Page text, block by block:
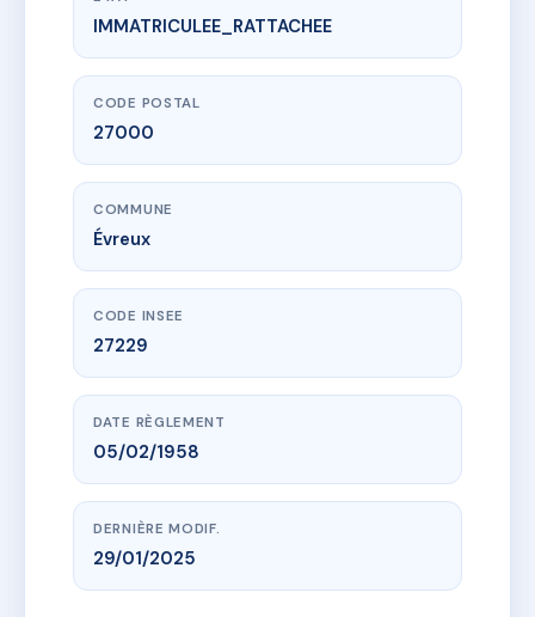
www.vme.plus/AC6797799
RESIDENCE FRETIGNY
50 r de vernon
IMMATRICULEE_RATTACHEE
CODE POSTAL
27000
COMMUNE
Évreux
CODE INSEE
27229
DATE RÈGLEMENT
05/02/1958
DERNIÈRE MODIF.
29/01/2025